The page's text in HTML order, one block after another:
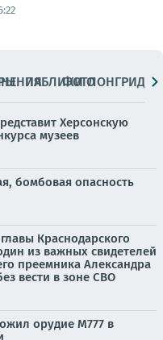
ПАБЛИКИ
ФОТОЛОНГРИДЫ
Херсонскую
музеев
бомбовая опасность
Краснодарского
из важных свидетелей
преемника Александра
вести в зоне СВО
орудие M777 в